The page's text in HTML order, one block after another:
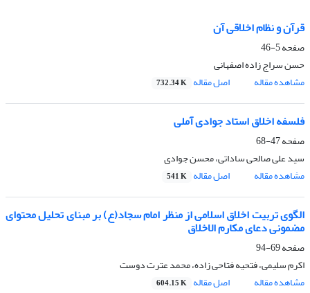
قرآن و نظام اخلاقی آن
صفحه5-46
حسن سراج زاده اصفهانی
مشاهده مقاله
اصل مقاله 732.34 K
فلسفه اخلاق استاد جوادی آملی
صفحه47-68
سید علی صالحی ساداتی، محسن جوادی
مشاهده مقاله
اصل مقاله 541 K
الگوی تربیت اخلاق اسلامی از منظر امام سجاد(ع) بر مبنای تحلیل محتوای
مضمونی دعای مکارم الاخلاق
صفحه69-94
اکرم سلیمی، فتحیه فتاحی زاده، محمد عترت دوست
مشاهده مقاله
اصل مقاله 604.15 K